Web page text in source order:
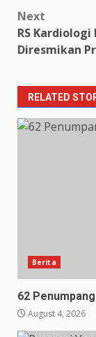
Next
RS
Diresmikan
RELATED
Berita
62
August 4, 2026